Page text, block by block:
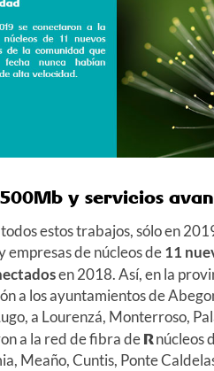
y servicios
estos trabajos, sólo en
empresas de núcleos de11
en 2018. Así, en la
a los ayuntamientos de
a Lourenzá, Monterroso,
a la red de fibra deRnúcleos
Meaño, Cuntis, Ponte